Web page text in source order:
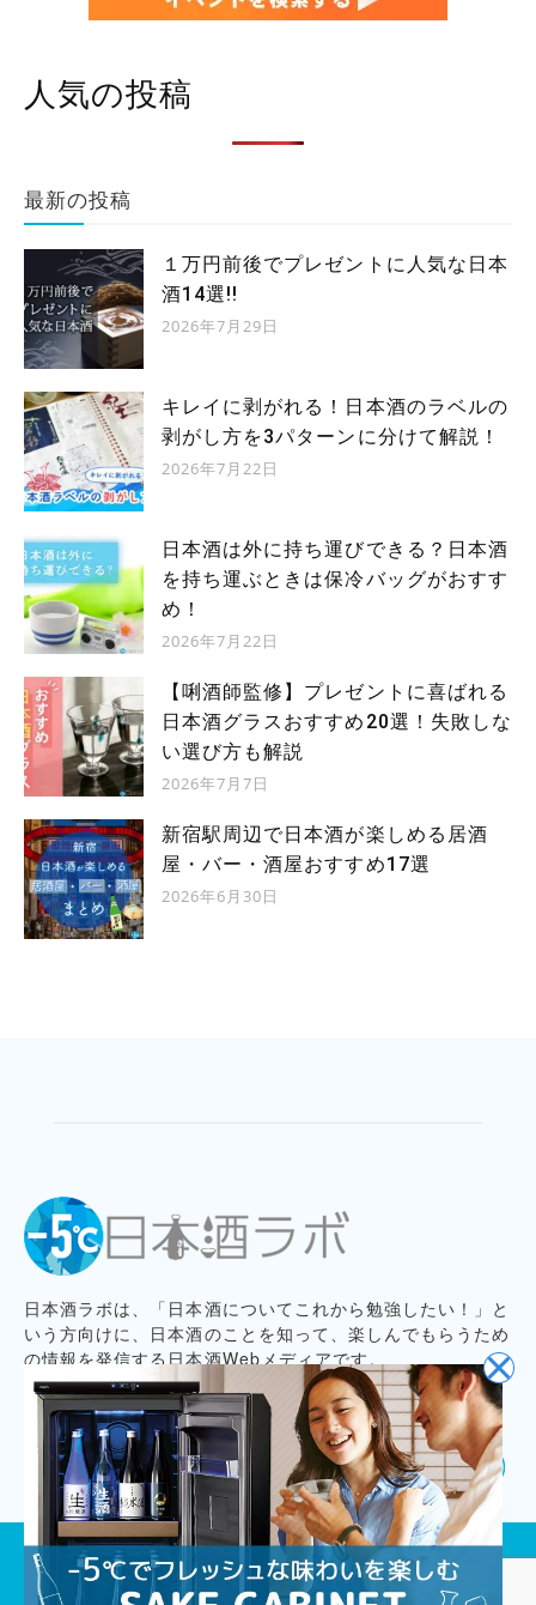
人気の投稿
最新の投稿
１万円前後でプレゼントに人気な日本
酒14選!!
2026年7月29日
キレイに剥がれる！日本酒のラベルの
剥がし方を3パターンに分けて解説！
2026年7月22日
日本酒は外に持ち運びできる？日本酒
を持ち運ぶときは保冷バッグがおすす
め！
2026年7月22日
【唎酒師監修】プレゼントに喜ばれる
日本酒グラスおすすめ20選！失敗しな
い選び方も解説
2026年7月7日
新宿駅周辺で日本酒が楽しめる居酒
屋・バー・酒屋おすすめ17選
2026年6月30日
日本酒ラボは、「日本酒についてこれから勉強したい！」と
いう方向けに、日本酒のことを知って、楽しんでもらうため
の情報を発信する日本酒Webメディアです。
プライバシーポリシー
記事コンテンツ制作ポリシー
お問い合わせ
会社概要 プレスリリース募集